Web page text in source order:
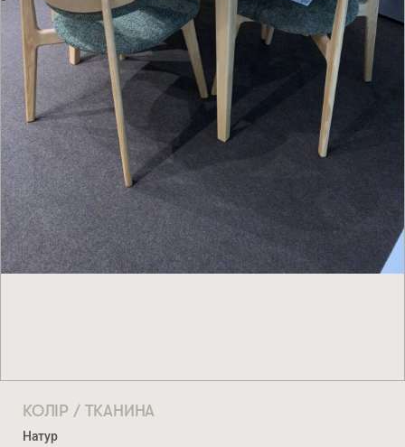
КОЛІР / ТКАНИНА
Натур